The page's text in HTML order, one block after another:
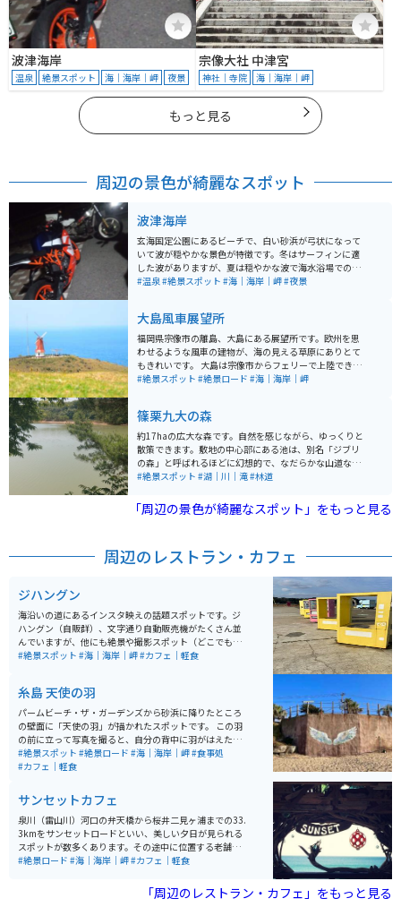
波津海岸
温泉 絶景スポット 海｜海岸｜岬 夜景
宗像大社 中津宮
神社｜寺院 海｜海岸｜岬
もっと見る
周辺の景色が綺麗なスポット
波津海岸
玄海国定公園にあるビーチで、白い砂浜が弓状になって
いて波が穏やかな景色が特徴です。冬はサーフィンに適
した波がありますが、夏は穏やかな波で海水浴場でのSU
Pやサーフィン＋ランチの体験プログラムもできます。周
で、駐車場というよりは広い歩道に停めている人がほと
んどです。バイク乗りが昼夜バイクの話をしに来たり、
海の景色を見に来たり、夜は星空を見に来たりしていま
す。 近くに自販機や温泉、公衆トイレもあります。大体
は数人集まる程度ですが、たまに結構な台数が集まるこ
#温泉#絶景スポット #海｜海岸｜岬#夜景
大島風車展望所
福岡県宗像市の離島、大島にある展望所です。欧州を思
わせるような風車の建物が、海の見える草原にありとて
もきれいです。 大島は宗像市からフェリーで上陸できま
す。１日かけて島を一周するのんびりツーリングの中に
#絶景スポット #絶景ロード #海｜海岸｜岬
篠栗九大の森
約17haの広大な森です。自然を感じながら、ゆっくりと
散策できます。敷地の中心部にある池は、別名「ジブリ
の森」と呼ばれるほどに幻想的で、なだらかな山道なの
でウォーキング初心者でもオススメです。道中は田舎道
きます。
#絶景スポット #湖｜川｜滝#林道
「周辺の景色が綺麗なスポット」をもっと見る
周辺のレストラン・カフェ
ジハングン
海沿いの道にあるインスタ映えの話題スポットです。ジ
ハングン（自販群）、文字通り自動販売機がたくさん並
んでいますが、他にも絶景や撮影スポット（どこでもド
アや巨大ブランコなど）シャッターが止まらなくなる楽
#絶景スポット #海｜海岸｜岬#カフェ｜軽食
糸島 天使の羽
パームビーチ・ザ・ガーデンズから砂浜に降りたところ
の壁面に「天使の羽」が描かれたスポットです。 この羽
の前に立って写真を撮ると、自分の背中に羽がはえたよ
うに映るので、若い人を中心に人気のフォトスポットと
なっています。 周辺には海の見える飲食店やカフェなど
わえます。
#絶景スポット #絶景ロード #海｜海岸｜岬#食事処
#カフェ｜軽食
サンセットカフェ
泉川（雷山川）河口の弁天橋から桜井二見ヶ浦までの33.
3kmをサンセットロードといい、美しい夕日が見られる
スポットが数多くあります。その途中に位置する老舗カ
フェ「SUNSET CAFE」です。桜井二見ヶ浦の間に沈む夕
一度見たら忘れる事のできない感動を与えてくれます。
#絶景ロード #海｜海岸｜岬#カフェ｜軽食
「周辺のレストラン・カフェ」をもっと見る